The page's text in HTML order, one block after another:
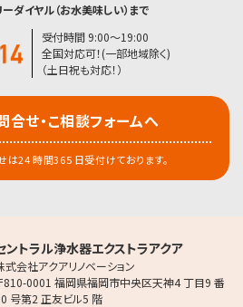
ダイヤル（お水美味しい）まで
受付時間 9:00〜19:00
全国対応可！(一部地域除く)
（土日祝も対応！）
合せ・こ相談フォームへ
は24 時間365 日受付けております。
ントラル浄水器エクストラアクア
式会社アクアリノベーション
810-0001 福岡県福岡市中央区天神4 丁目9 番
号第2 正友ビル5 階